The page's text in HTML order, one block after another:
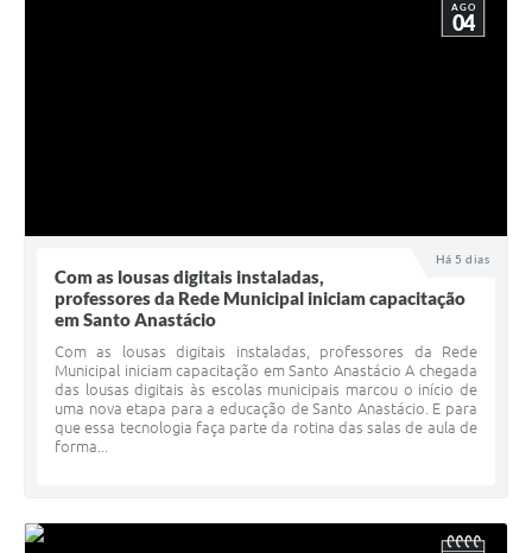
Há 5 dias
AGO
04
Com as lousas digitais instaladas,
professores da Rede Municipal iniciam capacitação
em Santo Anastácio
Com as lousas digitais instaladas, professores da Rede
Municipal iniciam capacitação em Santo Anastácio A chegada
das lousas digitais às escolas municipais marcou o início de
uma nova etapa para a educação de Santo Anastácio. E para
que essa tecnologia faça parte da rotina das salas de aula de
forma...